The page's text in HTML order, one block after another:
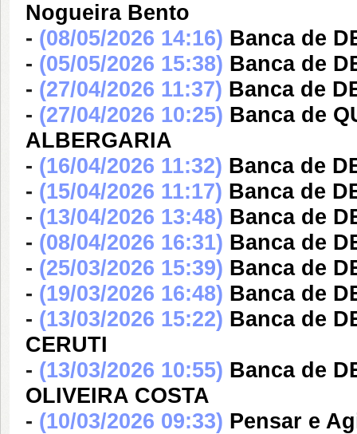
Nogueira Bento
- (08/05/2026 14:16) Banca de
- (05/05/2026 15:38) Banca de
- (27/04/2026 11:37) Banca de
- (27/04/2026 10:25) Banca de
ALBERGARIA
- (16/04/2026 11:32) Banca de
- (15/04/2026 11:17) Banca de
- (13/04/2026 13:48) Banca de
- (08/04/2026 16:31) Banca de
- (25/03/2026 15:39) Banca de
- (19/03/2026 16:48) Banca de
- (13/03/2026 15:22) Banca de
CERUTI
- (13/03/2026 10:55) Banca de
OLIVEIRA COSTA
- (10/03/2026 09:33) Pensar e